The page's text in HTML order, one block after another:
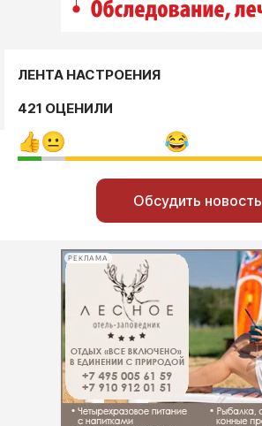
ЛЕНТА НАСТРОЕНИЯ
421 ОЦЕНИЛИ
Обсудить новость
РЕКЛАМА